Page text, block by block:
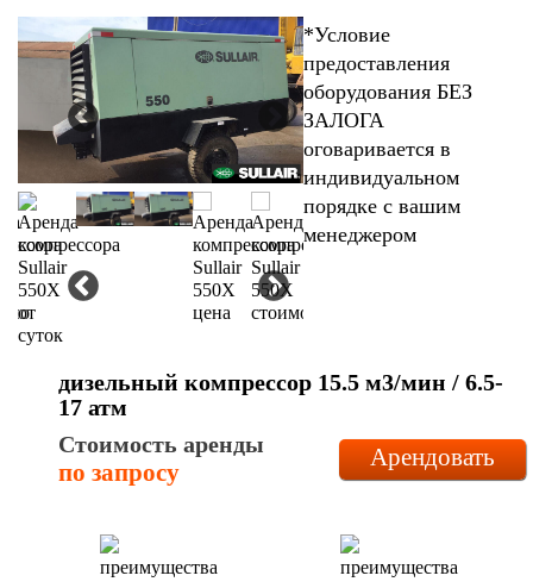
дизельный компрессор 15.5 м3/мин / 6.5-
17 атм
Стоимость аренды
по запросу
Арендовать
*Условие
предоставления
оборудования БЕЗ
ЗАЛОГА
оговаривается в
индивидуальном
порядке с вашим
менеджером